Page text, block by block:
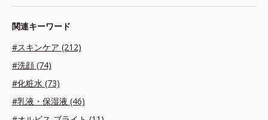
関連キーワード
#スキンケア (212)
#洗顔 (74)
#化粧水 (73)
#乳液・保湿液 (46)